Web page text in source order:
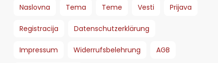
Naslovna Tema Teme Vesti Prijava
Registracija Datenschutzerklärung
Impressum Widerrufsbelehrung AGB